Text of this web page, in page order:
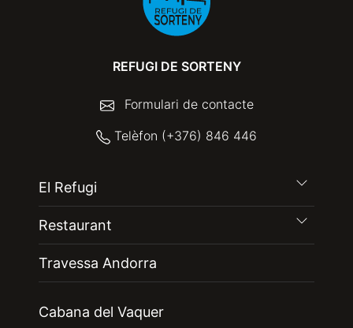
REFUGI DE SORTENY
Formulari de contacte
Telèfon (+376) 846 446
El Refugi
Restaurant
Travessa Andorra
Cabana del Vaquer